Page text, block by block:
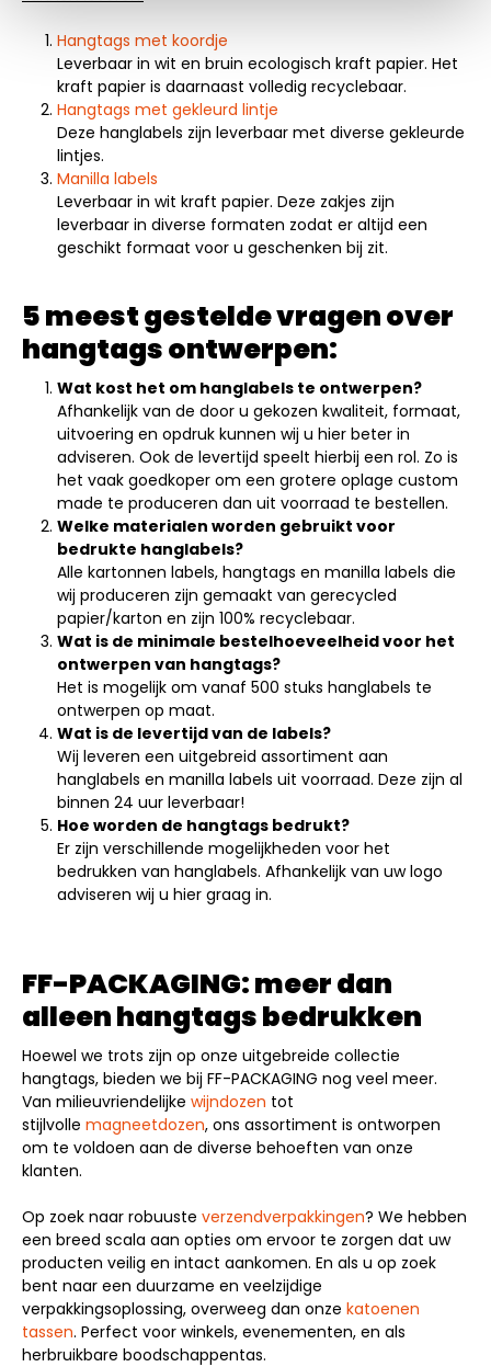
Hangtags met koordje
Leverbaar in wit en bruin ecologisch kraft papier. Het
kraft papier is daarnaast volledig recyclebaar.
Hangtags met gekleurd lintje
Deze hanglabels zijn leverbaar met diverse gekleurde
lintjes.
Manilla labels
Leverbaar in wit kraft papier. Deze zakjes zijn
leverbaar in diverse formaten zodat er altijd een
geschikt formaat voor u geschenken bij zit.
5 meest gestelde vragen over
hangtags ontwerpen:
Wat kost het om hanglabels te ontwerpen?
Afhankelijk van de door u gekozen kwaliteit, formaat,
uitvoering en opdruk kunnen wij u hier beter in
adviseren. Ook de levertijd speelt hierbij een rol. Zo is
het vaak goedkoper om een grotere oplage custom
made te produceren dan uit voorraad te bestellen.
Welke materialen worden gebruikt voor
bedrukte hanglabels?
Alle kartonnen labels, hangtags en manilla labels die
wij produceren zijn gemaakt van gerecycled
papier/karton en zijn 100% recyclebaar.
Wat is de minimale bestelhoeveelheid voor het
ontwerpen van hangtags?
Het is mogelijk om vanaf 500 stuks hanglabels te
ontwerpen op maat.
Wat is de levertijd van de labels?
Wij leveren een uitgebreid assortiment aan
hanglabels en manilla labels uit voorraad. Deze zijn al
binnen 24 uur leverbaar!
Hoe worden de hangtags bedrukt?
Er zijn verschillende mogelijkheden voor het
bedrukken van hanglabels. Afhankelijk van uw logo
adviseren wij u hier graag in.
FF-PACKAGING: meer dan
alleen hangtags bedrukken
Hoewel we trots zijn op onze uitgebreide collectie
hangtags, bieden we bij FF-PACKAGING nog veel meer.
Van milieuvriendelijke wijndozen tot
stijlvolle magneetdozen, ons assortiment is ontworpen
om te voldoen aan de diverse behoeften van onze
klanten.
Op zoek naar robuuste verzendverpakkingen? We hebben
een breed scala aan opties om ervoor te zorgen dat uw
producten veilig en intact aankomen. En als u op zoek
bent naar een duurzame en veelzijdige
verpakkingsoplossing, overweeg dan onze katoenen
tassen. Perfect voor winkels, evenementen, en als
herbruikbare boodschappentas.